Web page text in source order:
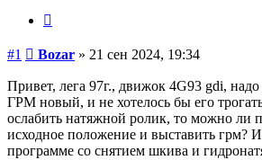
#1 Сообщение
Bozar » 21 сен 2024, 19:34
Привет, лега 97г., движок 4G93 gdi,
ГРМ новый, и не хотелось бы его
ослабить натяжной ролик, то можно ли
исходное положение и выставить грм?
программе со снятием шкива и